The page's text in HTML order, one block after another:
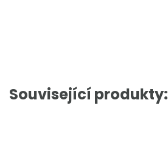
Související produkty: